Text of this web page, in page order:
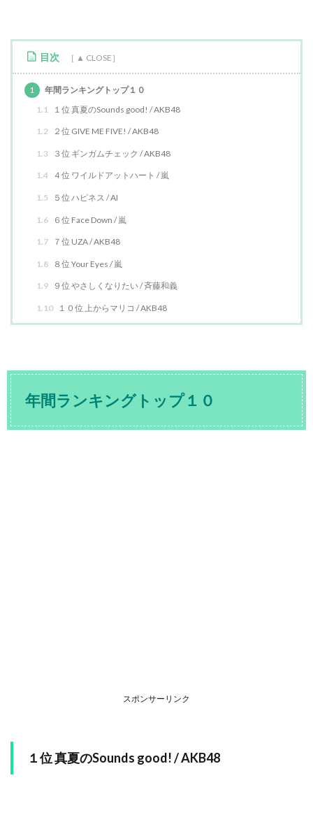
目次
1
年間ランキングトップ１０
1.1
１位 真夏のSounds good! / AKB48
1.2 ２位 GIVE ME FIVE! / AKB48
1.3 ３位 ギンガムチェック / AKB48
1.4 ４位 ワイルドアットハート / 嵐
1.5 ５位 ハピネス / AI
1.6 ６位 Face Down / 嵐
1.7 ７位 UZA / AKB48
1.8 ８位 Your Eyes / 嵐
1.9 ９位 やさしくなりたい / 斉藤和義
1.10 １０位 上からマリコ / AKB48
年間ランキングトップ１０
スポンサーリンク
１位 真夏のSounds good! / AKB48